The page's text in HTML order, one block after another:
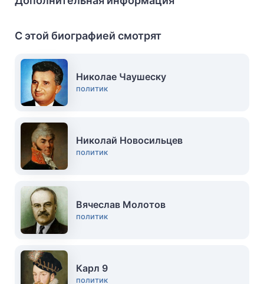
С этой биографией смотрят
Николае Чаушеску
политик
Николай Новосильцев
политик
Вячеслав Молотов
политик
Карл 9
политик